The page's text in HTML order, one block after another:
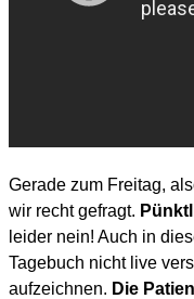
Gerade zum Freitag,
wir recht gefragt.
leider nein! Auch in
Tagebuch nicht live
aufzeichnen. Die